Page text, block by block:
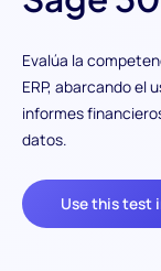
Evalúa la
ERP, abarcando el
informes
datos.
Use this test